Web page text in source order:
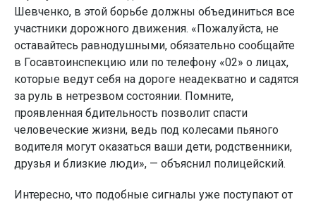
Шевченко, в этой борьбе должны объединиться все
участники дорожного движения. «Пожалуйста, не
оставайтесь равнодушными, обязательно сообщайте
в Госавтоинспекцию или по телефону «02» о лицах,
которые ведут себя на дороге неадекватно и садятся
за руль в нетрезвом состоянии. Помните,
проявленная бдительность позволит спасти
человеческие жизни, ведь под колесами пьяного
водителя могут оказаться ваши дети, родственники,
друзья и близкие люди», — объяснил полицейский.
Интересно, что подобные сигналы уже поступают от